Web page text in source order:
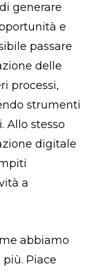
generare
e
passare
delle
processi,
strumenti
Allo stesso
digitale
a
abbiamo
Piace